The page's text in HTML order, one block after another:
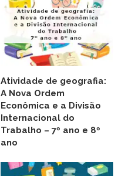
Atividade de geografia:
A Nova Ordem
Econômica e a Divisão
Internacional do
Trabalho – 7º ano e 8º
ano